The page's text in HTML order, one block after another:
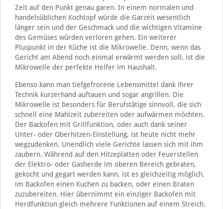
Zeit auf den Punkt genau garen. In einem normalen und
handelsüblichen Kochtopf würde die Garzeit wesentlich
länger sein und der Geschmack und die wichtigen Vitamine
des Gemüses würden verloren gehen. Ein weiterer
Pluspunkt in der Küche ist die Mikrowelle. Denn, wenn das
Gericht am Abend noch einmal erwärmt werden soll, ist die
Mikrowelle der perfekte Helfer im Haushalt.
Ebenso kann man tiefgefrorene Lebensmittel dank ihrer
Technik kurzerhand auftauen und sogar angrillen. Die
Mikrowelle ist besonders für Berufstätige sinnvoll, die sich
schnell eine Mahlzeit zubereiten oder aufwärmen möchten.
Der Backofen mit Grillfunktion, oder auch dank seiner
Unter- oder Oberhitzen-Einstellung, ist heute nicht mehr
wegzudenken. Unendlich viele Gerichte lassen sich mit ihm
zaubern. Während auf den Hitzeplatten oder Feuerstellen
der Elektro- oder Gasherde im oberen Bereich gebraten,
gekocht und gegart werden kann, ist es gleichzeitig möglich,
im Backofen einen Kuchen zu backen, oder einen Braten
zuzubereiten. Hier übernimmt ein einziger Backofen mit
Herdfunktion gleich mehrere Funktionen auf einem Streich.